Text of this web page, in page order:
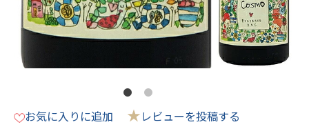
お気に入りに追加 ★レビューを投稿する